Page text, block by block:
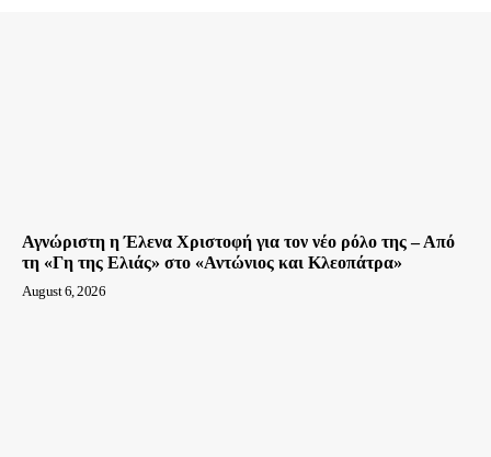
Αγνώριστη η Έλενα Χριστοφή για τον νέο ρόλο της – Από
τη «Γη της Ελιάς» στο «Αντώνιος και Κλεοπάτρα»
August 6, 2026